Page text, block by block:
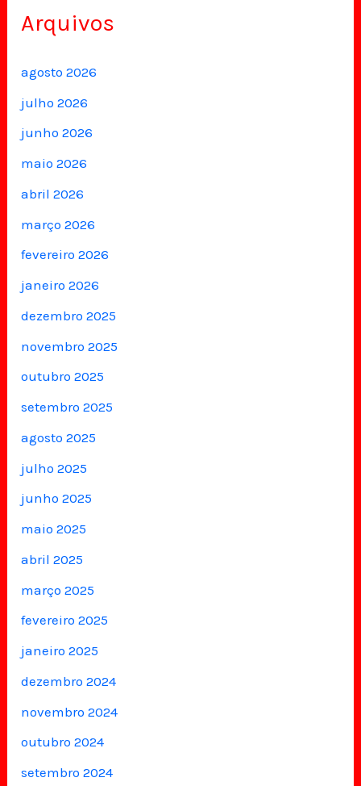
Arquivos
agosto 2026
julho 2026
junho 2026
maio 2026
abril 2026
março 2026
fevereiro 2026
janeiro 2026
dezembro 2025
novembro 2025
outubro 2025
setembro 2025
agosto 2025
julho 2025
junho 2025
maio 2025
abril 2025
março 2025
fevereiro 2025
janeiro 2025
dezembro 2024
novembro 2024
outubro 2024
setembro 2024